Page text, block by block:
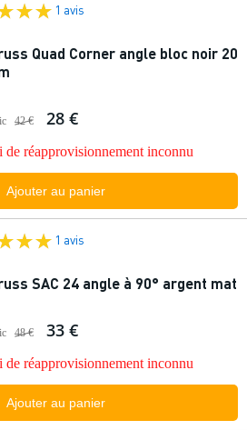
1 avis
Quad Corner angle bloc noir 20
42 € 28 €
de réapprovisionnement inconnu
Ajouter au panier
1 avis
SAC 24 angle à 90° argent mat
48 € 33 €
de réapprovisionnement inconnu
Ajouter au panier